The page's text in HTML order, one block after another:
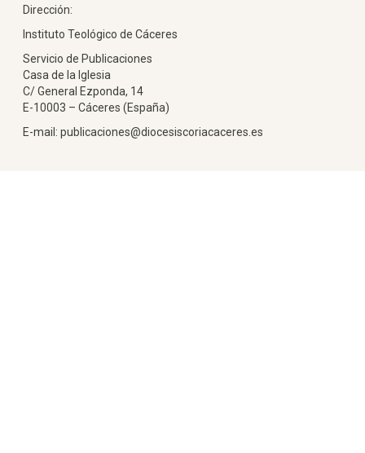
Dirección:
Instituto Teológico de Cáceres
Servicio de Publicaciones
Casa de la Iglesia
C/ General Ezponda, 14
E-10003 – Cáceres (España)
E-mail: publicaciones@diocesiscoriacaceres.es